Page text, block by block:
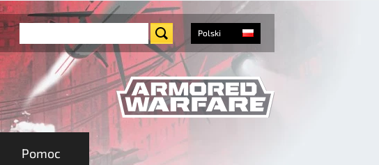
Polski
Pomoc